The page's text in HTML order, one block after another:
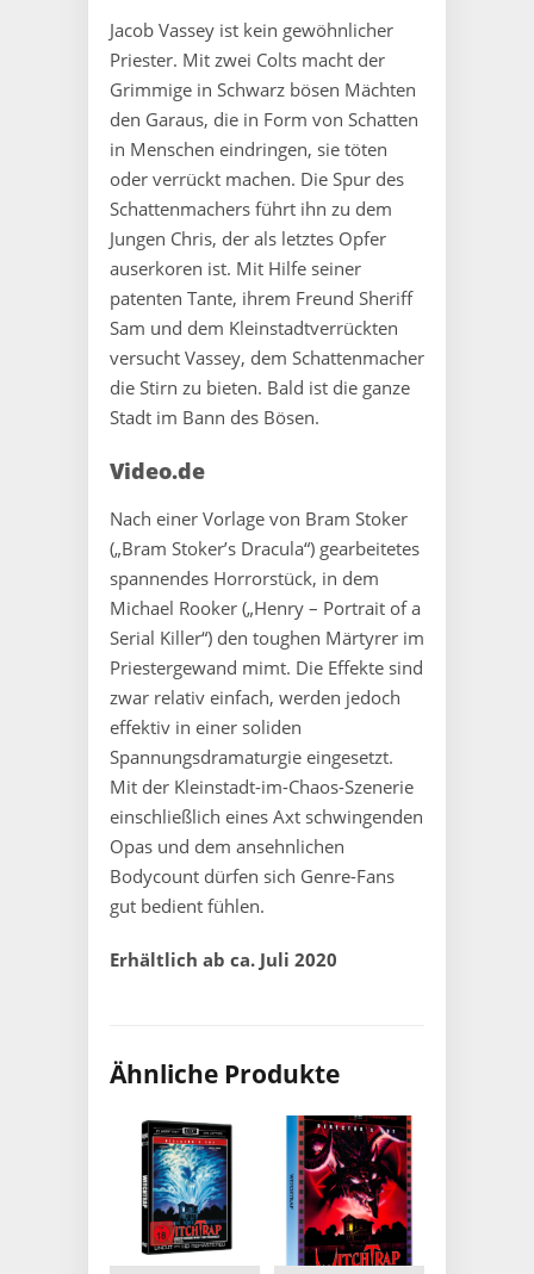
Jacob Vassey ist kein gewöhnlicher
Priester. Mit zwei Colts macht der
Grimmige in Schwarz bösen Mächten
den Garaus, die in Form von Schatten
in Menschen eindringen, sie töten
oder verrückt machen. Die Spur des
Schattenmachers führt ihn zu dem
Jungen Chris, der als letztes Opfer
auserkoren ist. Mit Hilfe seiner
patenten Tante, ihrem Freund Sheriff
Sam und dem Kleinstadtverrückten
versucht Vassey, dem Schattenmacher
die Stirn zu bieten. Bald ist die ganze
Stadt im Bann des Bösen.
Video.de
Nach einer Vorlage von Bram Stoker
(„Bram Stoker’s Dracula“) gearbeitetes
spannendes Horrorstück, in dem
Michael Rooker („Henry – Portrait of a
Serial Killer“) den toughen Märtyrer im
Priestergewand mimt. Die Effekte sind
zwar relativ einfach, werden jedoch
effektiv in einer soliden
Spannungsdramaturgie eingesetzt.
Mit der Kleinstadt-im-Chaos-Szenerie
einschließlich eines Axt schwingenden
Opas und dem ansehnlichen
Bodycount dürfen sich Genre-Fans
gut bedient fühlen.
Erhältlich ab ca. Juli 2020
Ähnliche Produkte